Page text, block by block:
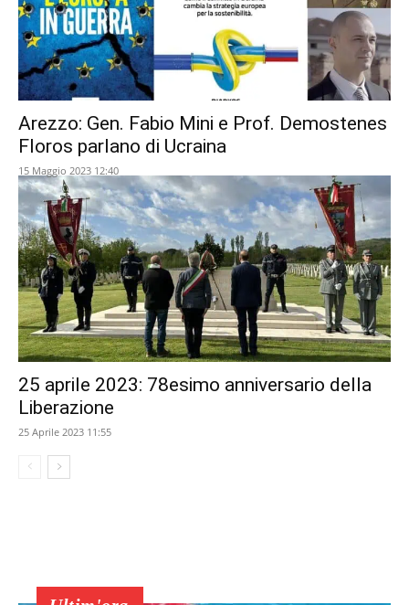
Arezzo: Gen. Fabio Mini e Prof. Demostenes
Floros parlano di Ucraina
15 Maggio 2023 12:40
25 aprile 2023: 78esimo anniversario della
Liberazione
25 Aprile 2023 11:55